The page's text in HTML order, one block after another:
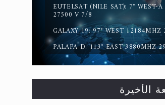
EUTELSAT (NILE SAT): 7° WEST-
27500 V 7/8
GALAXY 19: 97° WEST
PALAPA D: 113° EAST 3880MHZ
الأخيرة